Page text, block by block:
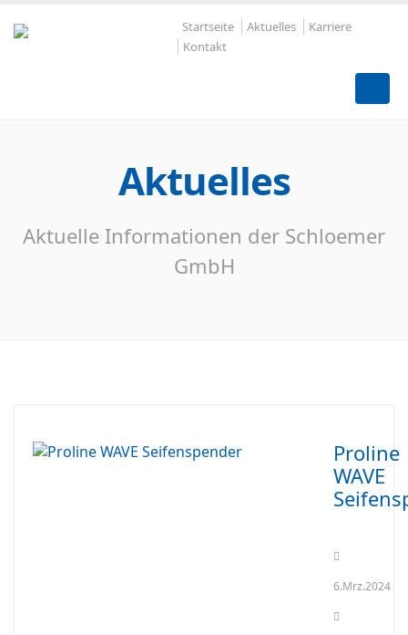
Startseite Aktuelles
Karriere
Kontakt
Aktuelles
Aktuelle Informationen der Schloemer
GmbH
Proline
WAVE
6.Mrz.2024